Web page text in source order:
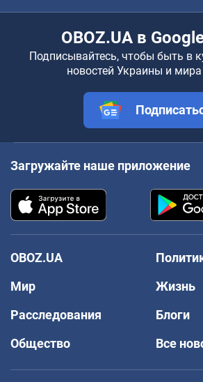
OBOZ.UA в
Подписывайтесь, чтобы быть в
новостей Украины и мира
Загружайте наше приложение
OBOZ.UA
Мир
Жизнь
Расследования
Блоги
Общество
Все